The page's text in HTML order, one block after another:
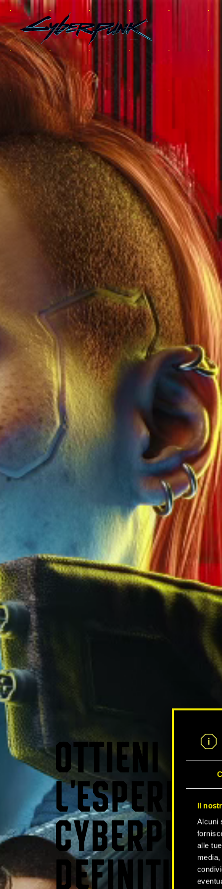
Il
Alcuni
alle
OTTIENI
DEFINITIVA